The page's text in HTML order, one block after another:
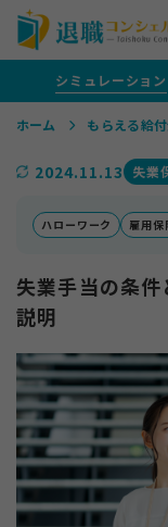
給付金サポー
評判・口コミ
給付金がもら
1年以上ご通院
シミュレーション
ホーム もらえる給
2024.11.13 失業
ハローワーク 雇用保
失業手当の条
説明